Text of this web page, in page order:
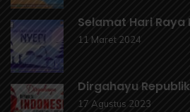
Selamat Hari Raya
11 Maret 2024
Dirgahayu
17 Agustus 2023